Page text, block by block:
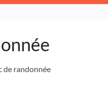
de randonnée